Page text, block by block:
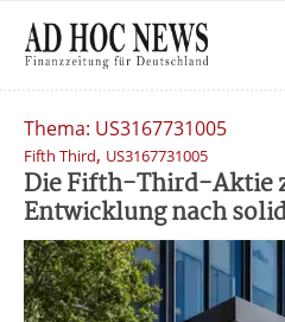
Thema: US3167731005
Fifth Third, US3167731005
Die Fifth-Third-Aktie
Entwicklung nach